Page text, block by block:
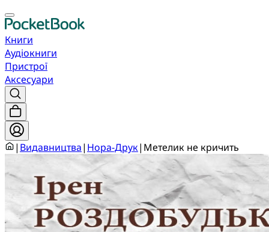
Книги
Аудіокниги
Пристрої
Аксесуари
| Видавництва| Нора-Друк| Метелик не кричить